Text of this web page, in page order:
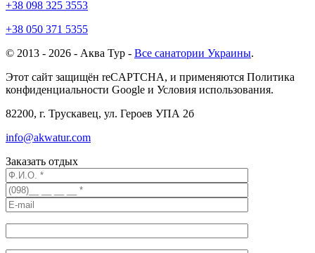
+38 098 325 3553
+38 050 371 5355
© 2013 - 2026 - Аква Тур - Все санатории Украины.
Этот сайт защищён reCAPTCHA, и применяются Политика
конфиденциальности Google и Условия использования.
82200, г. Трускавец, ул. Героев УПА 2б
info@akwatur.com
Заказать отдых